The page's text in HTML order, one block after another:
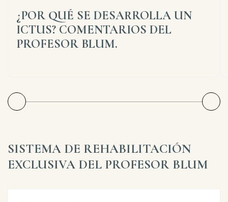
¿POR QUÉ SE DESARROLLA UN
ICTUS? COMENTARIOS DEL
PROFESOR BLUM.
SISTEMA DE REHABILITACIÓN
EXCLUSIVA DEL PROFESOR BLUM